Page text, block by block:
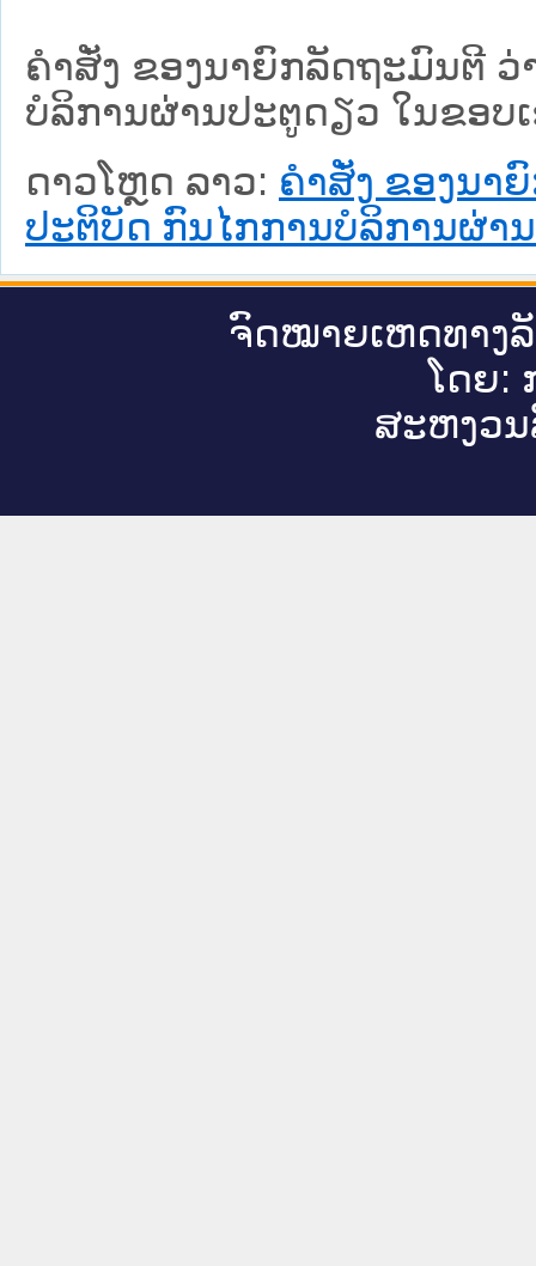
ຄຳສັ່ງ ຂອງນາຍົກລັດຖະມົນຕີ
ບໍລິການຜ່ານປະຕູດຽວ ໃນຂອບ
ດາວໂຫຼດ ລາວ: ຄຳສັ່ງ ຂອງນາ
ປະຕິບັດ ກົນໄກການບໍລິການຜ່າ
ຈົດ​ໝາຍ​ເຫດ​ທາງ​
ໂດຍ:
ສະ​ຫງວນ​